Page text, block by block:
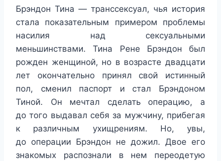
Брэндон Тина — транссексуал, чья история
стала показательным примером проблемы
насилия над сексуальными
меньшинствами. Тина Рене Брэндон был
рожден женщиной, но в возрасте двадцати
лет окончательно принял свой истинный
пол, сменил паспорт и стал Брэндоном
Тиной. Он мечтал сделать операцию, а
до того выдавал себя за мужчину, прибегая
к различным ухищрениям. Но, увы,
до операции Брэндон не дожил. Двое его
знакомых распознали в нем переодетую